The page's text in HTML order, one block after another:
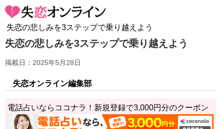
失恋の悲しみを3ステップで乗り越えよう
失恋の悲しみを3ステップで乗り越えよう
掲載日：2025年5月28日
失恋オンライン編集部
電話占いならココナラ！新規登録で3,000円分のクーポン